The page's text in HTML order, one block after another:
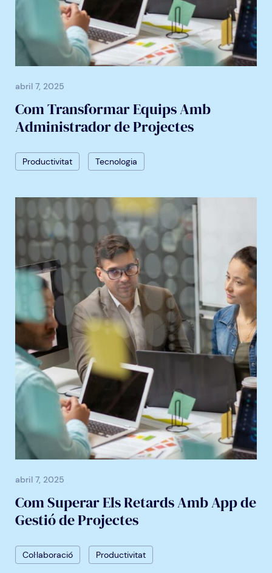
abril 7, 2025
Com Transformar Equips Amb
Administrador de Projectes
Productivitat Tecnologia
abril 7, 2025
Com Superar Els Retards Amb App de
Gestió de Projectes
Col·laboració Productivitat